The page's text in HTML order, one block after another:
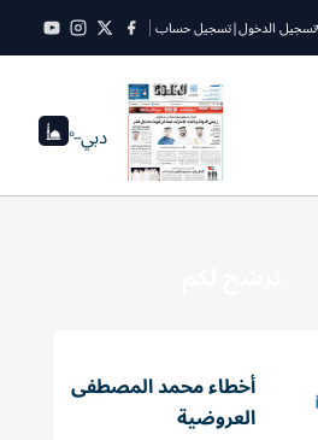
تسجيل الدخول|تسجيل حساب
دبي--°
أخطاء محمد المصطفى
العروضية